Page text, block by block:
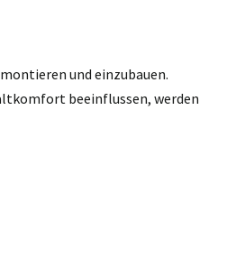
und einzubauen.
beeinflussen, werden